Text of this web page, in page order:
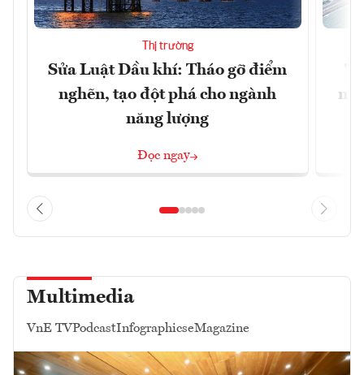
Thị trường
Sửa Luật Dầu khí: Tháo gỡ điểm
nghẽn, tạo đột phá cho ngành
năng lượng
Đọc ngay
Multimedia
VnE TVPodcastInfographicseMagazine